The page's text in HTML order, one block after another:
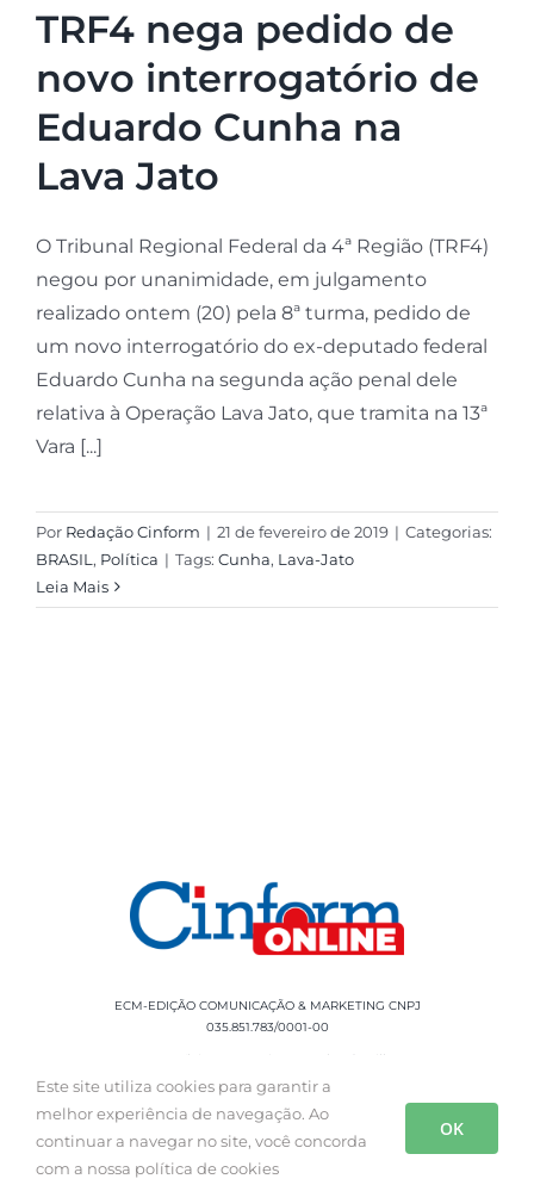
TRF4 nega pedido de
novo interrogatório de
Eduardo Cunha na
Lava Jato
O Tribunal Regional Federal da 4ª Região (TRF4)
negou por unanimidade, em julgamento
realizado ontem (20) pela 8ª turma, pedido de
um novo interrogatório do ex-deputado federal
Eduardo Cunha na segunda ação penal dele
relativa à Operação Lava Jato, que tramita na 13ª
Vara [...]
Por Redação Cinform | 21 de fevereiro de 2019 | Categorias:
BRASIL, Política | Tags: Cunha, Lava-Jato
Leia Mais
ECM-EDIÇÃO COMUNICAÇÃO & MARKETING CNPJ
035.851.783/0001-00
Rua Sílvio Cesar Leite, 90 Salgado Filho -
Aracaju, SE, CEP: 49020-060 Fone: +55 79
Este site utiliza cookies para garantir a
melhor experiência de navegação. Ao
continuar a navegar no site, você concorda
com a nossa política de cookies
OK